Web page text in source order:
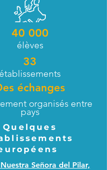
40 000
élèves
33
établissements
échanges
organisés entre
pays
Quelques
Señora del Pilar,